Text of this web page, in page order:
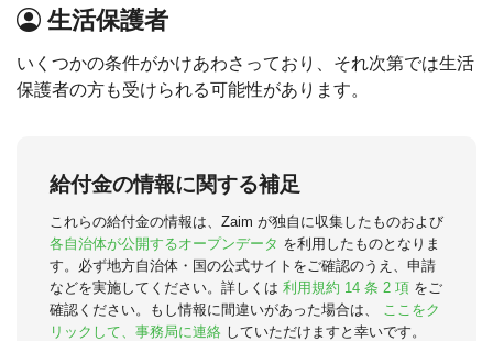
生活保護者
いくつかの条件がかけあわさっており、それ次第では生活
保護者の方も受けられる可能性があります。
給付金の情報に関する補足
これらの給付金の情報は、Zaim が独自に収集したものおよび
各自治体が公開するオープンデータ を利用したものとなりま
す。必ず地方自治体・国の公式サイトをご確認のうえ、申請
などを実施してください。詳しくは 利用規約 14 条 2 項 をご
確認ください。もし情報に間違いがあった場合は、
ここをク
リックして、事務局に連絡 していただけますと幸いです。